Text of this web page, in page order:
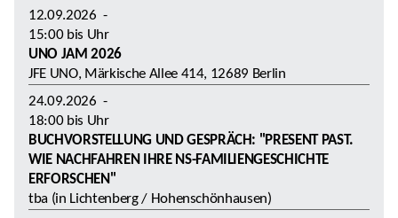
12.09.2026 -
15:00bis Uhr
UNO JAM 2026
JFE UNO, Märkische Allee 414, 12689 Berlin
24.09.2026 -
18:00bis Uhr
BUCHVORSTELLUNG UND GESPRÄCH: "PRESENT PAST.
WIE NACHFAHREN IHRE NS-FAMILIENGESCHICHTE
ERFORSCHEN"
tba (in Lichtenberg / Hohenschönhausen)